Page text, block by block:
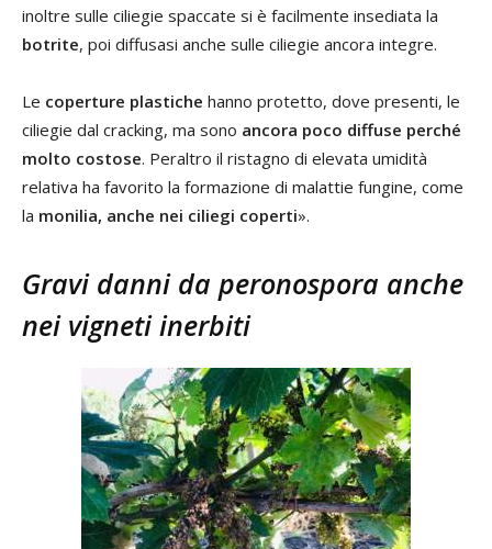
inoltre sulle ciliegie spaccate si è facilmente insediata la
botrite, poi diffusasi anche sulle ciliegie ancora integre.
Le coperture plastiche hanno protetto, dove presenti, le
ciliegie dal cracking, ma sono ancora poco diffuse perché
molto costose. Peraltro il ristagno di elevata umidità
relativa ha favorito la formazione di malattie fungine, come
la monilia, anche nei ciliegi coperti».
Gravi danni da peronospora anche
nei vigneti inerbiti